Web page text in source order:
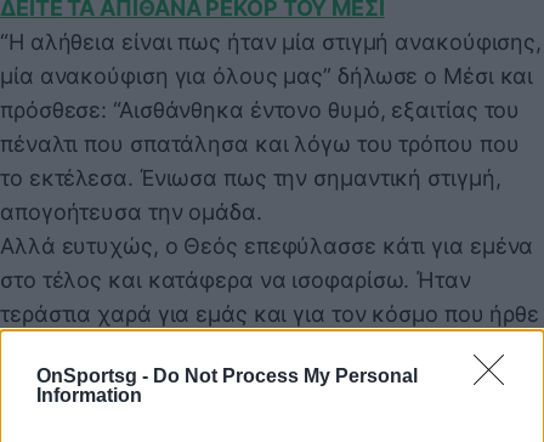
OnSportsg - Do Not Process My Personal
Information
ΔΕΙΤΕ ΤΑ ΑΠΙΘΑΝΑ ΡΕΚΟΡ ΤΟΥ ΜΕΣΙ
“Η αλήθεια είναι πως ήταν μία στιγμή ανακούφισης,
μία ανακούφιση για όλους μας” δήλωσε ο Μέσι και
πρόσθεσε: “Αισθάνθηκα έντονο θυμό, εξαιτίας του
πέναλτι που σπατάλησα και λόγω του τρόπου που
το εκτέλεσα. Ένιωσα πως την σημαντική στιγμή,
απογοήτευσα την ομάδα.
Αλλά ευτυχώς, ο Θεός επεφύλασσε κάτι για εμένα
στο τέλος και κατάφερα να ισοφαρίσω. Ήταν
τεράστια χαρά για εμάς και για τον κόσμο που ήρθε
να είσαι Αργεντινός”.